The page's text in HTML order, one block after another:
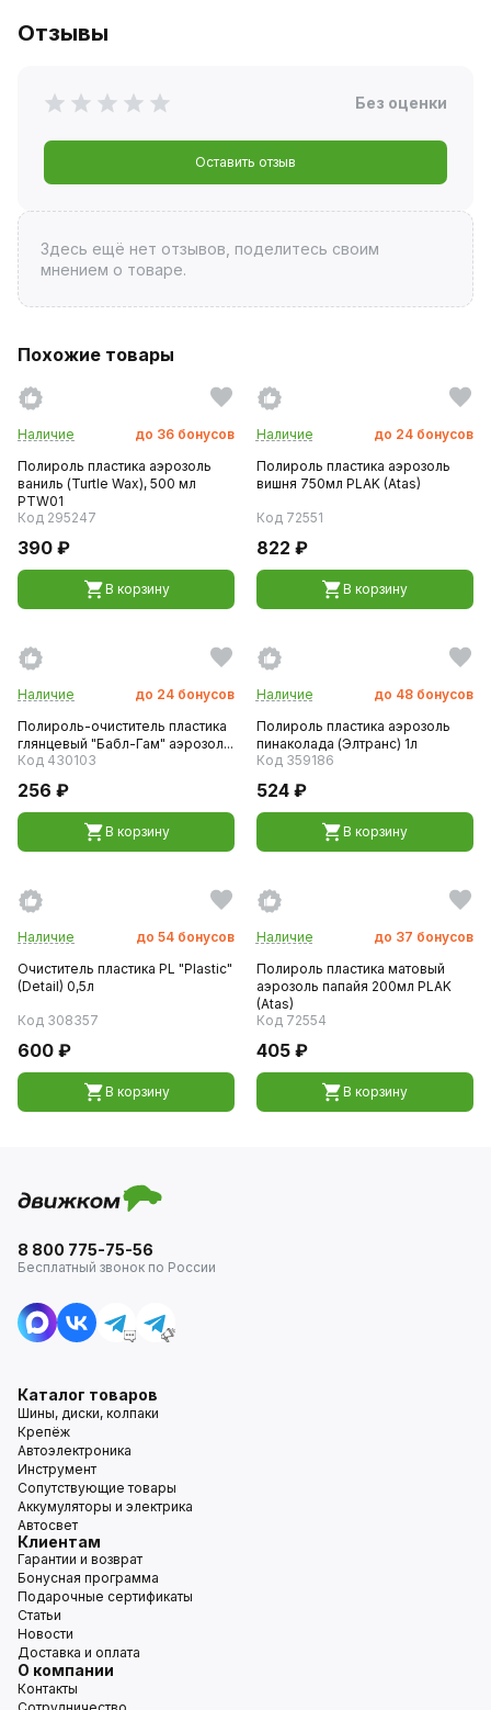
Отзывы
Без оценки
Оставить отзыв
Здесь ещё нет отзывов, поделитесь своим
мнением о товаре.
Похожие товары
Наличие до 36 бонусов
Полироль пластика аэрозоль
ваниль (Turtle Wax), 500 мл
PTW01
Код 295247
390 ₽
В корзину
Наличие до 24 бонусов
Полироль пластика аэрозоль
вишня 750мл PLAK (Atas)
Код 72551
822 ₽
В корзину
Наличие до 24 бонусов
Полироль-очиститель пластика
глянцевый "Бабл-Гам" аэрозол...
Код 430103
256 ₽
В корзину
Наличие до 48 бонусов
Полироль пластика аэрозоль
пинаколада (Элтранс) 1л
Код 359186
524 ₽
В корзину
Наличие до 54 бонусов
Очиститель пластика PL "Plastic"
(Detail) 0,5л
Код 308357
600 ₽
В корзину
Наличие до 37 бонусов
Полироль пластика матовый
аэрозоль папайя 200мл PLAK
(Atas)
Код 72554
405 ₽
В корзину
8 800 775-75-56
Бесплатный звонок по России
Каталог товаров
Шины, диски, колпаки
Крепёж
Автоэлектроника
Инструмент
Сопутствующие товары
Аккумуляторы и электрика
Автосвет
Клиентам
Гарантии и возврат
Бонусная программа
Подарочные сертификаты
Статьи
Новости
Доставка и оплата
О компании
Контакты